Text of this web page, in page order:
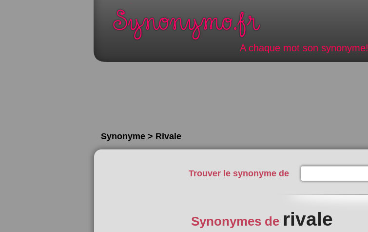
A chaque mot son synonyme!
Synonyme > Rivale
Trouver le synonyme de
Synonymes de rivale